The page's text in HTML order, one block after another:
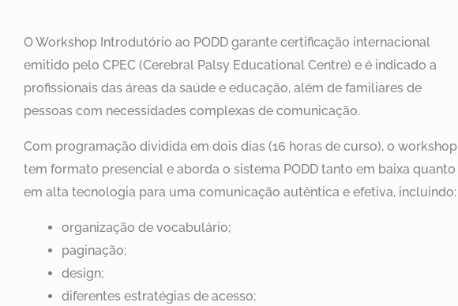
O Workshop Introdutório ao PODD garante certificação internacional
emitido pelo CPEC (Cerebral Palsy Educational Centre) e é indicado a
profissionais das áreas da saúde e educação, além de familiares de
pessoas com necessidades complexas de comunicação.
Com programação dividida em dois dias (16 horas de curso), o workshop
tem formato presencial e aborda o sistema PODD tanto em baixa quanto
em alta tecnologia para uma comunicação autêntica e efetiva, incluindo:
organização de vocabulário;
paginação;
design;
diferentes estratégias de acesso;